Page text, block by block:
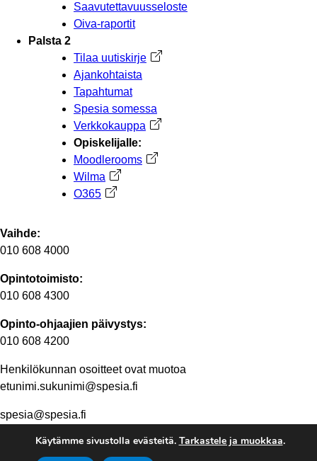
Saavutettavuusseloste
Oiva-raportit
Palsta 2
Tilaa uutiskirje Avautuu uuteen välilehteen
Ajankohtaista
Tapahtumat
Spesia somessa
Verkkokauppa Avautuu uuteen välilehteen
Opiskelijalle:
Moodlerooms Avautuu uuteen välilehteen
Wilma Avautuu uuteen välilehteen
O365 Avautuu uuteen välilehteen
Vaihde:
010 608 4000
Opintotoimisto:
010 608 4300
Opinto-ohjaajien päivystys:
010 608 4200
Henkilökunnan osoitteet ovat muotoa
etunimi.sukunimi@spesia.fi
spesia@spesia.fi
Henkilöstön yhteystiedot
Käytämme sivustolla evästeitä. Tarkastele ja muokkaa.